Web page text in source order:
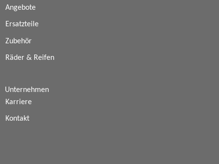
Angebote
Ersatzteile
Zubehör
Räder & Reifen
Unternehmen
Karriere
Kontakt